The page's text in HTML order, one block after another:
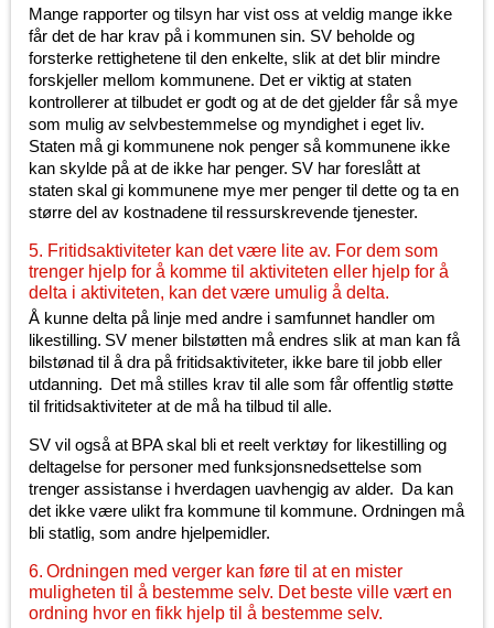
Mange rapporter og tilsyn har vist oss at veldig mange ikke
får det de har krav på i kommunen sin. SV beholde og
forsterke rettighetene til den enkelte, slik at det blir mindre
forskjeller mellom kommunene. Det er viktig at staten
kontrollerer at tilbudet er godt og at de det gjelder får så mye
som mulig av selvbestemmelse og myndighet i eget liv.
Staten må gi kommunene nok penger så kommunene ikke
kan skylde på at de ikke har penger. SV har foreslått at
staten skal gi kommunene mye mer penger til dette og ta en
større del av kostnadene til ressurskrevende tjenester.
5. Fritidsaktiviteter kan det være lite av. For dem som
trenger hjelp for å komme til aktiviteten eller hjelp for å
delta i aktiviteten, kan det være umulig å delta.
Å kunne delta på linje med andre i samfunnet handler om
likestilling. SV mener bilstøtten må endres slik at man kan få
bilstønad til å dra på fritidsaktiviteter, ikke bare til jobb eller
utdanning. Det må stilles krav til alle som får offentlig støtte
til fritidsaktiviteter at de må ha tilbud til alle.
SV vil også at BPA skal bli et reelt verktøy for likestilling og
deltagelse for personer med funksjonsnedsettelse som
trenger assistanse i hverdagen uavhengig av alder. Da kan
det ikke være ulikt fra kommune til kommune. Ordningen må
bli statlig, som andre hjelpemidler.
6. Ordningen med verger kan føre til at en mister
muligheten til å bestemme selv. Det beste ville vært en
ordning hvor en fikk hjelp til å bestemme selv.